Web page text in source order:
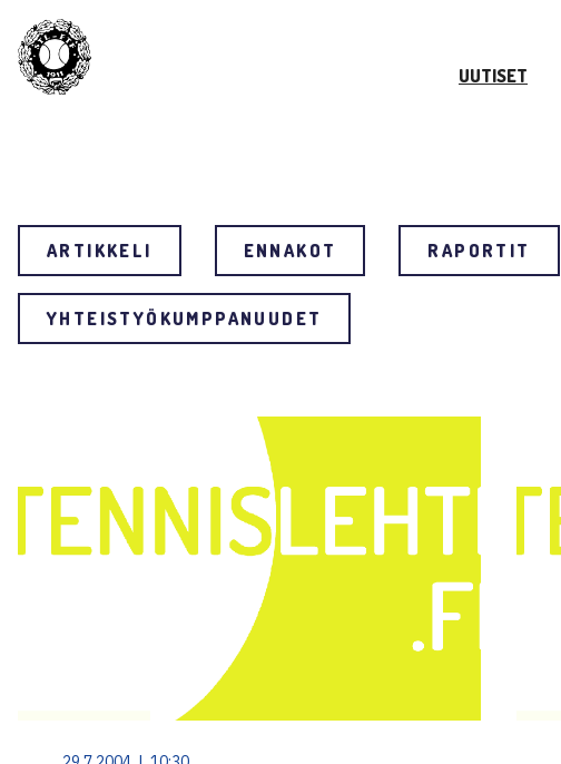
UUTISET
ARTIKKELI ENNAKOT RAPORTIT
YHTEISTYÖKUMPPANUUDET